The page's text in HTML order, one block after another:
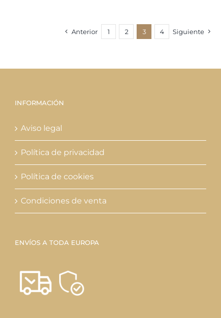
39,85€
múltiples
variantes.
opciones
página
de
producto
Anterior 1 2 3 4 Siguiente
INFORMACIÓN
Aviso legal
Política de privacidad
Política de cookies
Condiciones de venta
ENVÍOS A TODA EUROPA